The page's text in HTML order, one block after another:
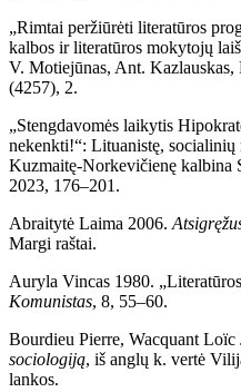
„Rimtai peržiūrėti literatūros
kalbos ir literatūros mokytojų
V. Motiejūnas, Ant. Kazlauskas,
(4257), 2.
„Stengdavomės laikytis
nekenkti!“: Lituanistę, socialinių
Kuzmaitę-Norkevičienę kalbina
2023, 176–201.
Abraitytė Laima 2006.
Margi raštai.
Auryla Vincas 1980.
Komunistas, 8, 55–60.
Bourdieu Pierre, Wacquant Loïc
sociologiją, iš anglų k. vertė
lankos.